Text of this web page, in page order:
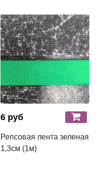
6 руб
Репсовая лента зеленая
1,3см (1м)